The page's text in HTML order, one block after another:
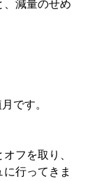
、減量のせめ
です。
フを取り、
行ってきま